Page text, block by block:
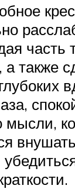
часть
а также
мысли,
внушать